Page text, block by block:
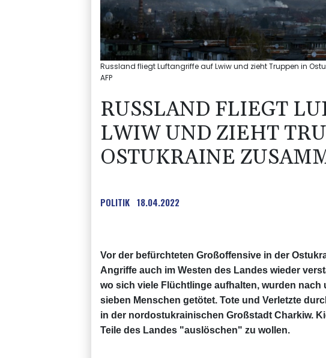
Russland fliegt Luftangriffe auf Lwiw und zieht Truppen in
AFP
RUSSLAND FLIEGT
LWIW UND ZIEHT
OSTUKRAINE
POLITIK 18.04.2022
Vor der befürchteten Großoffensive in der
Angriffe auch im Westen des Landes wieder
wo sich viele Flüchtlinge aufhalten, wurden
sieben Menschen getötet. Tote und Verletzte
in der nordostukrainischen Großstadt Charkiw.
Teile des Landes "auslöschen" zu wollen.